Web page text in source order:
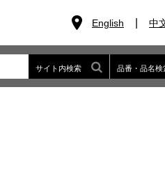
English 中
サイト内検索 品番・品名検